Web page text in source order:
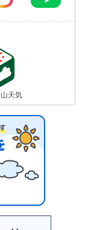
天気